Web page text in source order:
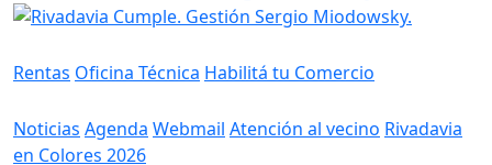
Rentas Oficina Técnica Habilitá tu Comercio
Noticias Agenda Webmail Atención al vecino Rivadavia
en Colores 2026